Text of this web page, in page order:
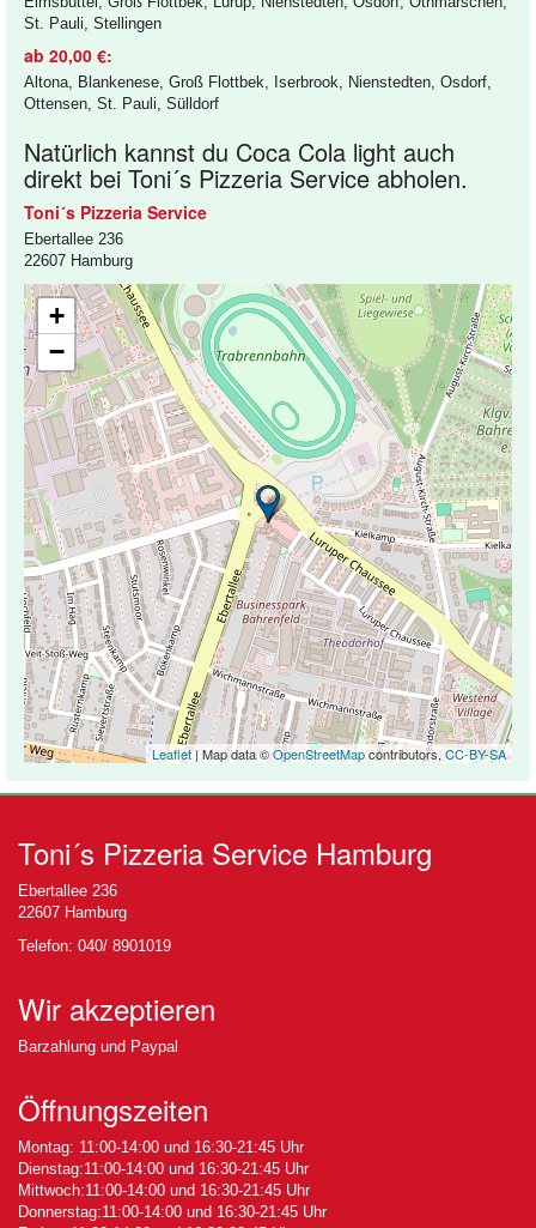
St. Pauli, Stellingen
ab 20,00 €:
Altona, Blankenese, Groß Flottbek, Iserbrook, Nienstedten, Osdorf,
Ottensen, St. Pauli, Sülldorf
Natürlich kannst du Coca Cola light auch
direkt bei Toni´s Pizzeria Service abholen.
Toni´s Pizzeria Service
Ebertallee 236
22607 Hamburg
+
−
Leaflet | Map data ©OpenStreetMapcontributors, CC-BY-SA
Toni´s Pizzeria Service Hamburg
Ebertallee 236
22607 Hamburg
Telefon: 040/ 8901019
Wir akzeptieren
Barzahlung und Paypal
Öffnungszeiten
Montag: 11:00-14:00 und 16:30-21:45 Uhr
Dienstag:11:00-14:00 und 16:30-21:45 Uhr
Mittwoch:11:00-14:00 und 16:30-21:45 Uhr
Donnerstag:11:00-14:00 und 16:30-21:45 Uhr